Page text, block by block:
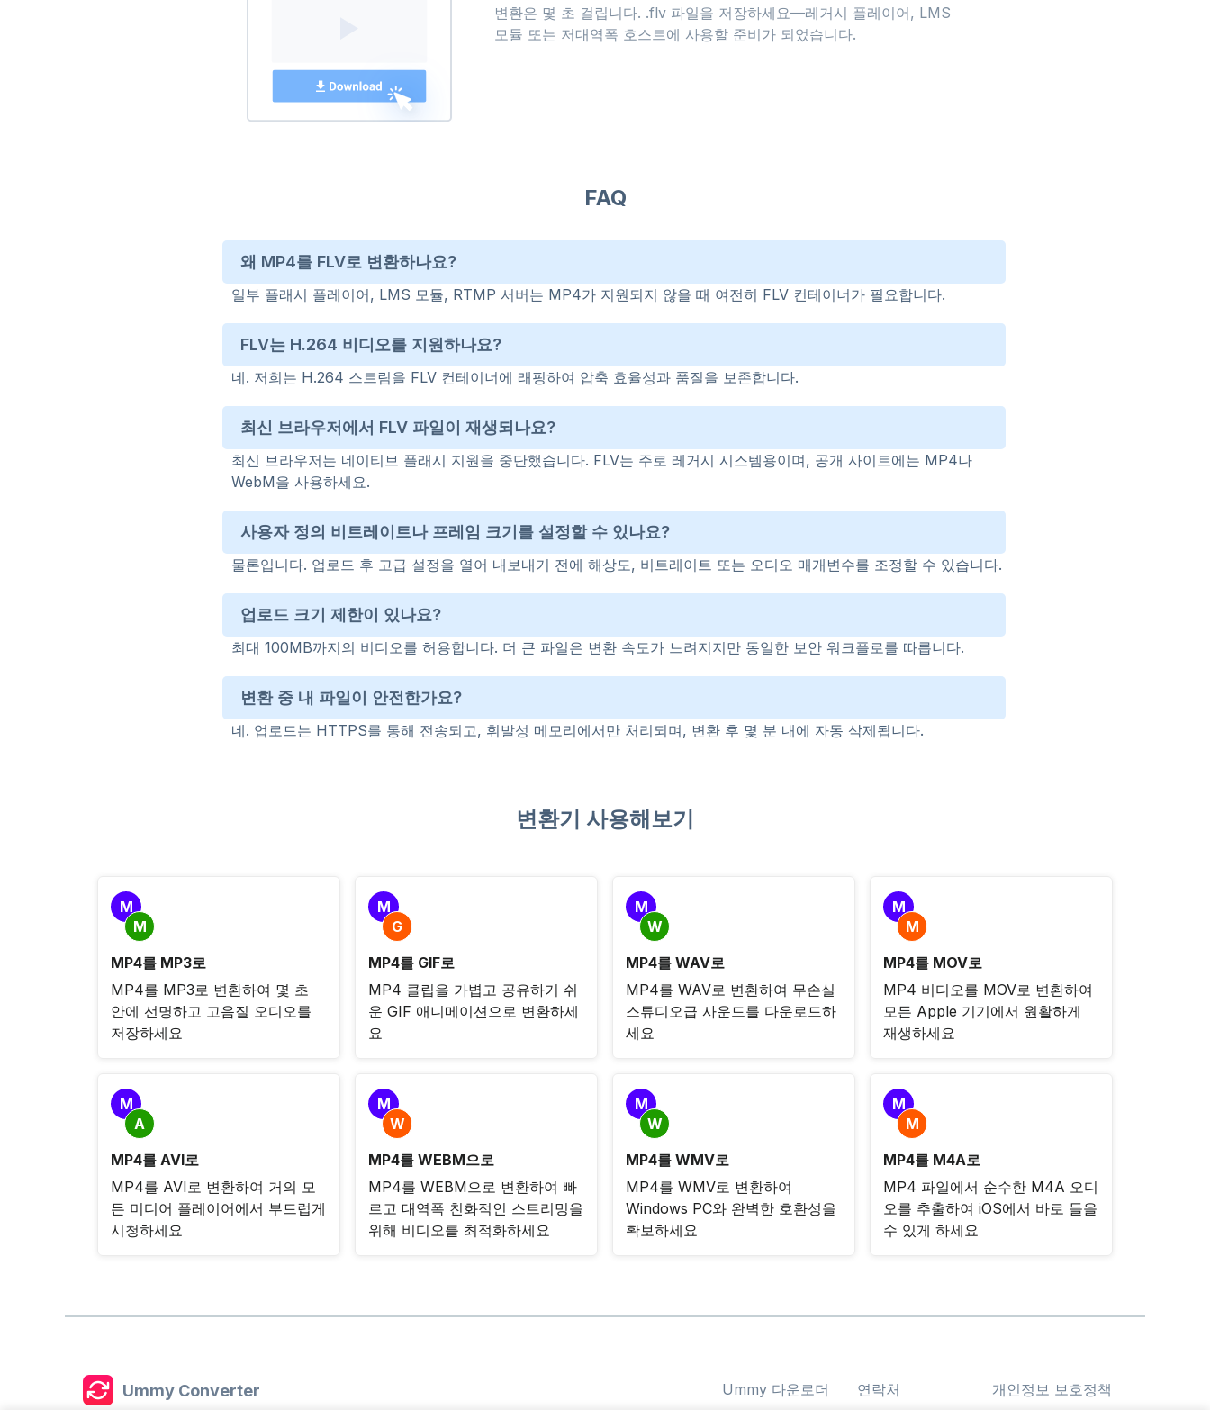
변환은 몇 초 걸립니다. .flv 파일을 저장하세요—레거시 플레이어, LMS
모듈 또는 저대역폭 호스트에 사용할 준비가 되었습니다.
FAQ
왜 MP4를 FLV로 변환하나요?
일부 플래시 플레이어, LMS 모듈, RTMP 서버는 MP4가 지원되지 않을 때 여전히 FLV 컨테이너가 필요합니다.
FLV는 H.264 비디오를 지원하나요?
네. 저희는 H.264 스트림을 FLV 컨테이너에 래핑하여 압축 효율성과 품질을 보존합니다.
최신 브라우저에서 FLV 파일이 재생되나요?
최신 브라우저는 네이티브 플래시 지원을 중단했습니다. FLV는 주로 레거시 시스템용이며, 공개 사이트에는 MP4나
WebM을 사용하세요.
사용자 정의 비트레이트나 프레임 크기를 설정할 수 있나요?
물론입니다. 업로드 후 고급 설정을 열어 내보내기 전에 해상도, 비트레이트 또는 오디오 매개변수를 조정할 수 있습니다.
업로드 크기 제한이 있나요?
최대 100MB까지의 비디오를 허용합니다. 더 큰 파일은 변환 속도가 느려지지만 동일한 보안 워크플로를 따릅니다.
변환 중 내 파일이 안전한가요?
네. 업로드는 HTTPS를 통해 전송되고, 휘발성 메모리에서만 처리되며, 변환 후 몇 분 내에 자동 삭제됩니다.
변환기 사용해보기
M
M
MP4를 MP3로
MP4를 MP3로 변환하여 몇 초
안에 선명하고 고음질 오디오를
저장하세요
M
G
MP4를 GIF로
MP4 클립을 가볍고 공유하기 쉬
운 GIF 애니메이션으로 변환하세
요
M
W
MP4를 WAV로
MP4를 WAV로 변환하여 무손실
스튜디오급 사운드를 다운로드하
세요
M
M
MP4를 MOV로
MP4 비디오를 MOV로 변환하여
모든 Apple 기기에서 원활하게
재생하세요
M
A
MP4를 AVI로
MP4를 AVI로 변환하여 거의 모
든 미디어 플레이어에서 부드럽게
시청하세요
M
W
MP4를 WEBM으로
MP4를 WEBM으로 변환하여 빠
르고 대역폭 친화적인 스트리밍을
위해 비디오를 최적화하세요
M
W
MP4를 WMV로
MP4를 WMV로 변환하여
Windows PC와 완벽한 호환성을
확보하세요
M
M
MP4를 M4A로
MP4 파일에서 순수한 M4A 오디
오를 추출하여 iOS에서 바로 들을
수 있게 하세요
Ummy Converter
Ummy 다운로더
연락처
개인정보 보호정책